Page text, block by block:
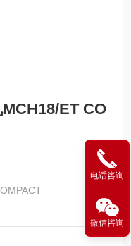
ET CO
体型压缩机MCH18/ET
电话咨询
微信咨询